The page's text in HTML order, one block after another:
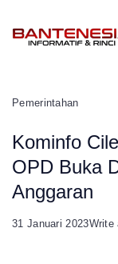
Pemerintahan
Kominfo
OPD Buka
Anggaran
31 Januari 2023Write